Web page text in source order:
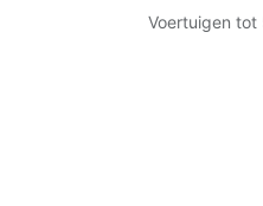
Overslaan naar inhoud
Voertuigen